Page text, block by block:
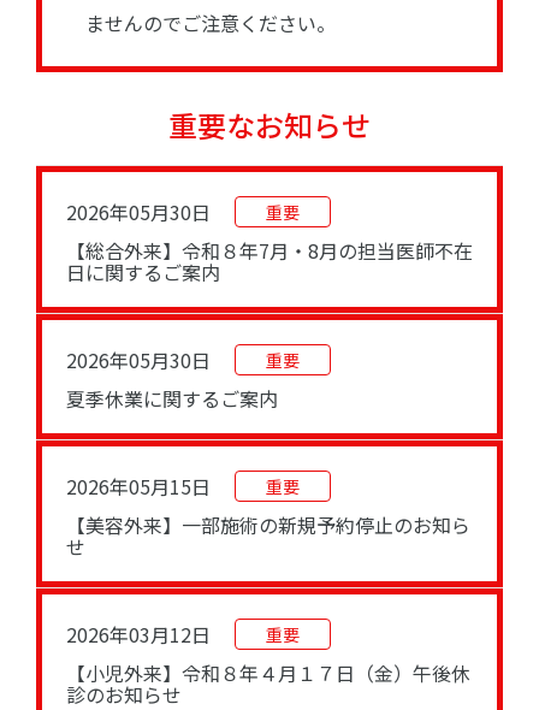
ませんのでご注意ください。
重要なお知らせ
2026年05月30日 重要
【総合外来】令和８年7月・8月の担当医師不在
日に関するご案内
2026年05月30日 重要
夏季休業に関するご案内
2026年05月15日 重要
【美容外来】一部施術の新規予約停止のお知ら
せ
2026年03月12日 重要
【小児外来】令和８年４月１７日（金）午後休
診のお知らせ